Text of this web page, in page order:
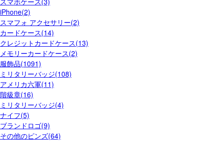
iPhone(2)
スマフォ アクセサリー(2)
カードケース(14)
クレジットカードケース(13)
メモリーカードケース(2)
服飾品(1091)
ミリタリーバッジ(108)
アメリカ六軍(11)
階級章(16)
ミリタリーバッジ(4)
ナイフ(5)
ブランドロゴ(9)
その他のピンズ(64)